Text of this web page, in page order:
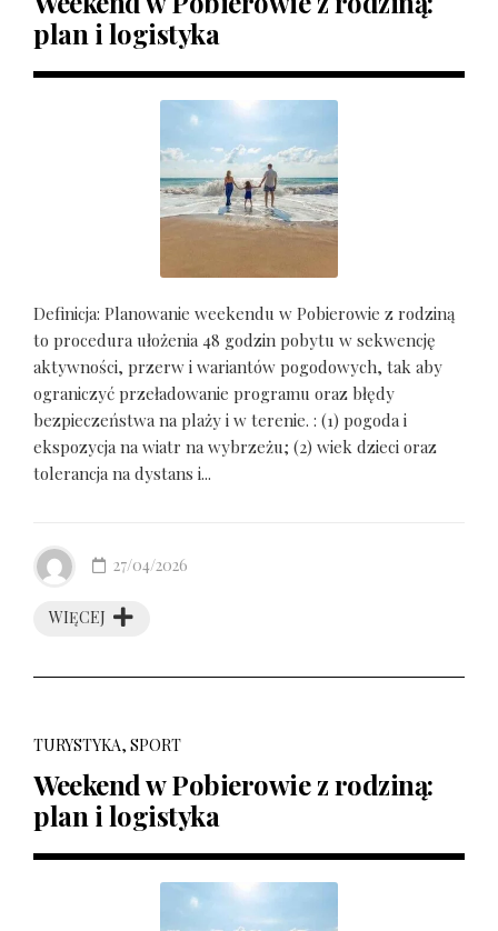
plan i logistyka
Definicja: Planowanie weekendu w Pobierowie z rodziną
to procedura ułożenia 48 godzin pobytu w sekwencję
aktywności, przerw i wariantów pogodowych, tak aby
ograniczyć przeładowanie programu oraz błędy
bezpieczeństwa na plaży i w terenie. : (1) pogoda i
ekspozycja na wiatr na wybrzeżu; (2) wiek dzieci oraz
tolerancja na dystans i...
WIĘCEJ
27/04/2026
TURYSTYKA, SPORT
Weekend w Pobierowie z rodziną:
plan i logistyka